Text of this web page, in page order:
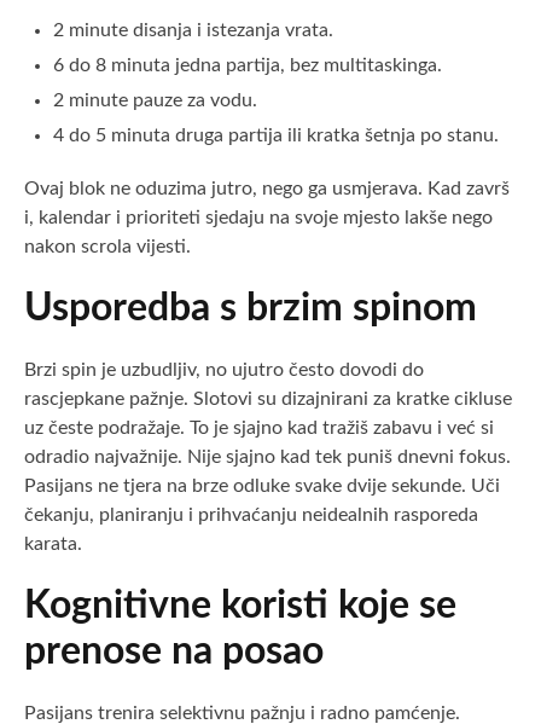
2 minute disanja i istezanja vrata.
6 do 8 minuta jedna partija, bez multitaskinga.
2 minute pauze za vodu.
4 do 5 minuta druga partija ili kratka šetnja po stanu.
Ovaj blok ne oduzima jutro, nego ga usmjerava. Kad završ
i, kalendar i prioriteti sjedaju na svoje mjesto lakše nego
nakon scrola vijesti.
Usporedba s brzim spinom
Brzi spin je uzbudljiv, no ujutro često dovodi do
rascjepkane pažnje. Slotovi su dizajnirani za kratke cikluse
uz česte podražaje. To je sjajno kad tražiš zabavu i već si
odradio najvažnije. Nije sjajno kad tek puniš dnevni fokus.
Pasijans ne tjera na brze odluke svake dvije sekunde. Uči
čekanju, planiranju i prihvaćanju neidealnih rasporeda
karata.
Kognitivne koristi koje se
prenose na posao
Pasijans trenira selektivnu pažnju i radno pamćenje.